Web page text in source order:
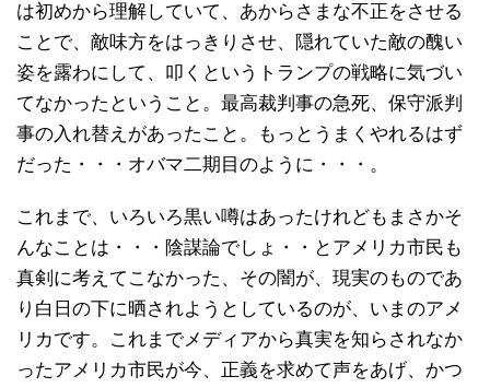
は初めから理解していて、あからさまな不正をさせる
ことで、敵味方をはっきりさせ、隠れていた敵の醜い
姿を露わにして、叩くというトランプの戦略に気づい
てなかったということ。最高裁判事の急死、保守派判
事の入れ替えがあったこと。もっとうまくやれるはず
だった・・・オバマ二期目のように・・・。
これまで、いろいろ黒い噂はあったけれどもまさかそ
んなことは・・・陰謀論でしょ・・とアメリカ市民も
真剣に考えてこなかった、その闇が、現実のものであ
り白日の下に晒されようとしているのが、いまのアメ
リカです。これまでメディアから真実を知らされなか
ったアメリカ市民が今、正義を求めて声をあげ、かつ